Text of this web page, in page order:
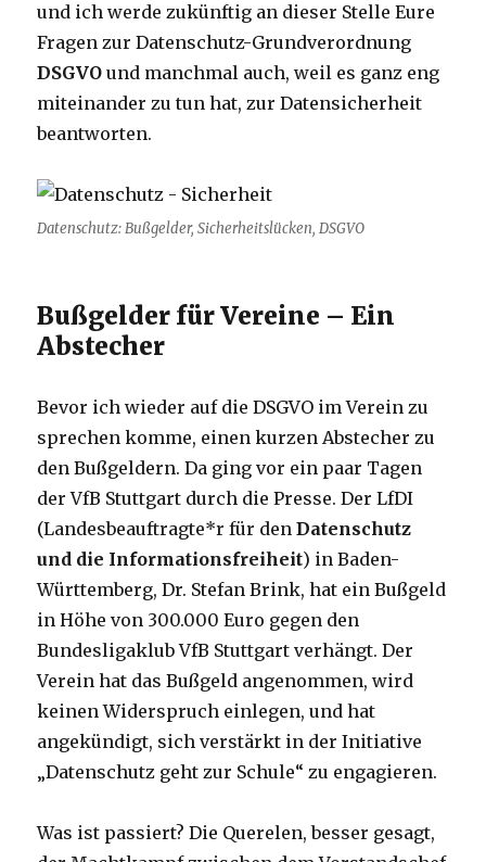
und ich werde zukünftig an dieser Stelle Eure
Fragen zur Datenschutz-Grundverordnung
DSGVO und manchmal auch, weil es ganz eng
miteinander zu tun hat, zur Datensicherheit
beantworten.
Datenschutz: Bußgelder, Sicherheitslücken, DSGVO
Bußgelder für Vereine – Ein
Abstecher
Bevor ich wieder auf die DSGVO im Verein zu
sprechen komme, einen kurzen Abstecher zu
den Bußgeldern. Da ging vor ein paar Tagen
der VfB Stuttgart durch die Presse. Der LfDI
(Landesbeauftragte*r für denDatenschutz
und die Informationsfreiheit) in Baden-
Württemberg, Dr. Stefan Brink, hat ein Bußgeld
in Höhe von 300.000 Euro gegen den
Bundesligaklub VfB Stuttgart verhängt. Der
Verein hat das Bußgeld angenommen, wird
keinen Widerspruch einlegen, und hat
angekündigt, sich verstärkt in der Initiative
„Datenschutz geht zur Schule“ zu engagieren.
Was ist passiert? Die Querelen, besser gesagt,